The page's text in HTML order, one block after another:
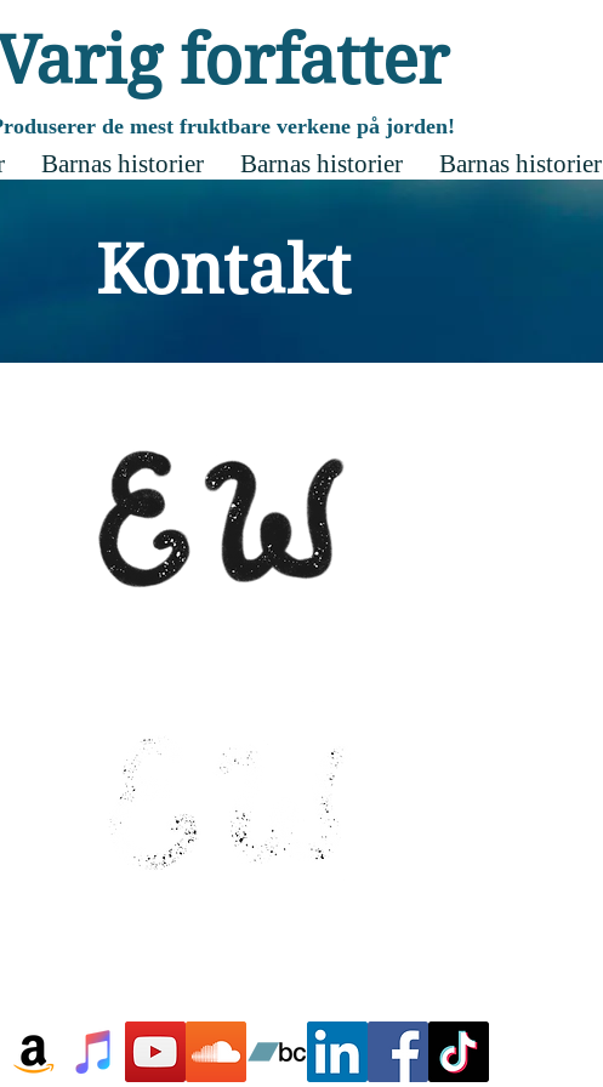
forfatter
de mest fruktbare verkene på jorden!
Barnas historier Barnas historier Barnas historier
Kontakt